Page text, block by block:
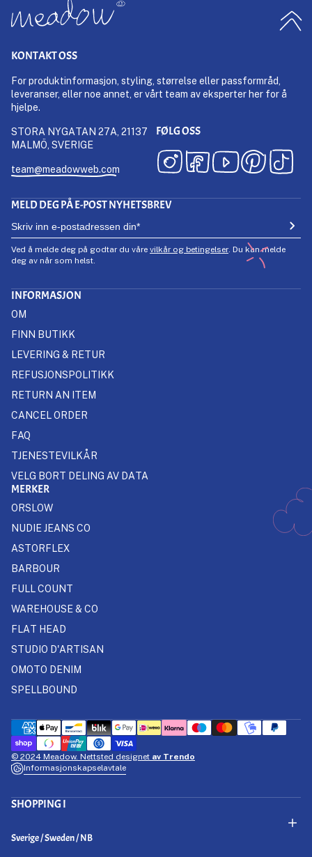
KONTAKT OSS
For produktinformasjon, styling, størrelse eller passformråd,
leveranser, eller noe annet, er vårt team av eksperter her for å
hjelpe.
STORA NYGATAN 27A, 21137
MALMÖ, SVERIGE
team@meadowweb.com
FØLG OSS
MELD DEG PÅ E-POST NYHETSBREV
Ved å melde deg på godtar du våre vilkår og betingelser. Du kan melde
deg av når som helst.
SHOPPING I
Select Your Region:
Sverige / Sweden / NB
INFORMASJON
OM
FINN BUTIKK
LEVERING & RETUR
REFUSJONSPOLITIKK
RETURN AN ITEM
CANCEL ORDER
FAQ
TJENESTEVILKÅR
VELG BORT DELING AV DATA
MERKER
ORSLOW
NUDIE JEANS CO
ASTORFLEX
BARBOUR
FULL COUNT
WAREHOUSE & CO
FLAT HEAD
STUDIO D'ARTISAN
OMOTO DENIM
SPELLBOUND
Informasjonskapselavtale
© 2024 Meadow. Nettsted designet av Trendo